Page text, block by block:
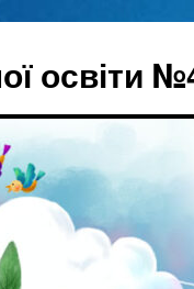
освіти